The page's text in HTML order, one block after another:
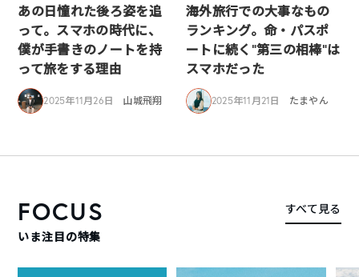
あの日憧れた後ろ姿を追
って。スマホの時代に、
僕が手書きのノートを持
って旅をする理由
2025年11月26日 山城飛翔
海外旅行での大事なもの
ランキング。命・パスポ
ートに続く“第三の相棒”は
スマホだった
2025年11月21日 たまやん
FOCUS
いま注目の特集
すべて見る